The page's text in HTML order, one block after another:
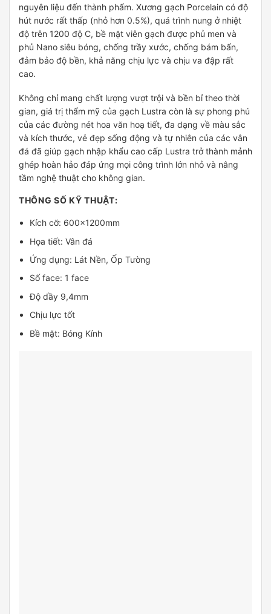
nguyên liệu đến thành phẩm. Xương gạch Porcelain có độ
hút nước rất thấp (nhỏ hơn 0.5%), quá trình nung ở nhiệt
độ trên 1200 độ C, bề mặt viên gạch được phủ men và
phủ Nano siêu bóng, chống trầy xước, chống bám bẩn,
đảm bảo độ bền, khả năng chịu lực và chịu va đập rất
cao.
Không chỉ mang chất lượng vượt trội và bền bỉ theo thời
gian, giá trị thẩm mỹ của gạch Lustra còn là sự phong phú
của các đường nét hoa văn hoạ tiết, đa dạng về màu sắc
và kích thước, vẻ đẹp sống động và tự nhiên của các vân
đá đã giúp gạch nhập khẩu cao cấp Lustra trở thành mảnh
ghép hoàn hảo đáp ứng mọi công trình lớn nhỏ và nâng
tầm nghệ thuật cho không gian.
THÔNG SỐ KỸ THUẬT:
Kích cỡ: 600x1200mm
Họa tiết: Vân đá
Ứng dụng: Lát Nền, Ốp Tường
Số face: 1 face
Độ dầy 9,4mm
Chịu lực tốt
Bề mặt: Bóng Kính